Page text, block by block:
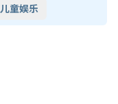
儿童娱乐